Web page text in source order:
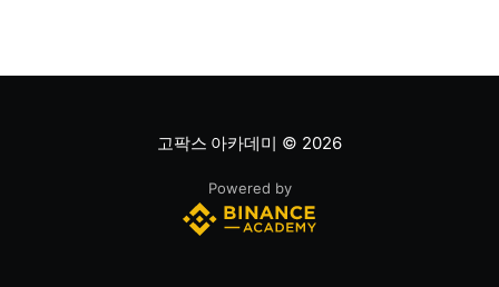
고팍스 아카데미 © 2026
Powered by